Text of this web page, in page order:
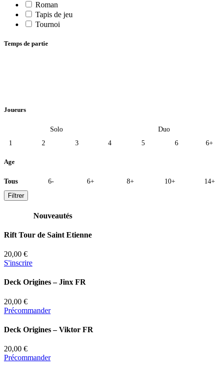
Roman
Tapis de jeu
Tournoi
Temps de partie
Joueurs
Solo
Duo
1
2 3 4 5 6 6+
Age
Tous 6- 6+ 8+ 10+
14+
Filtrer
Nouveautés
Rift Tour de Saint Etienne
20,00 €
S'inscrire
Deck Origines – Jinx FR
20,00 €
Précommander
Deck Origines – Viktor FR
20,00 €
Précommander